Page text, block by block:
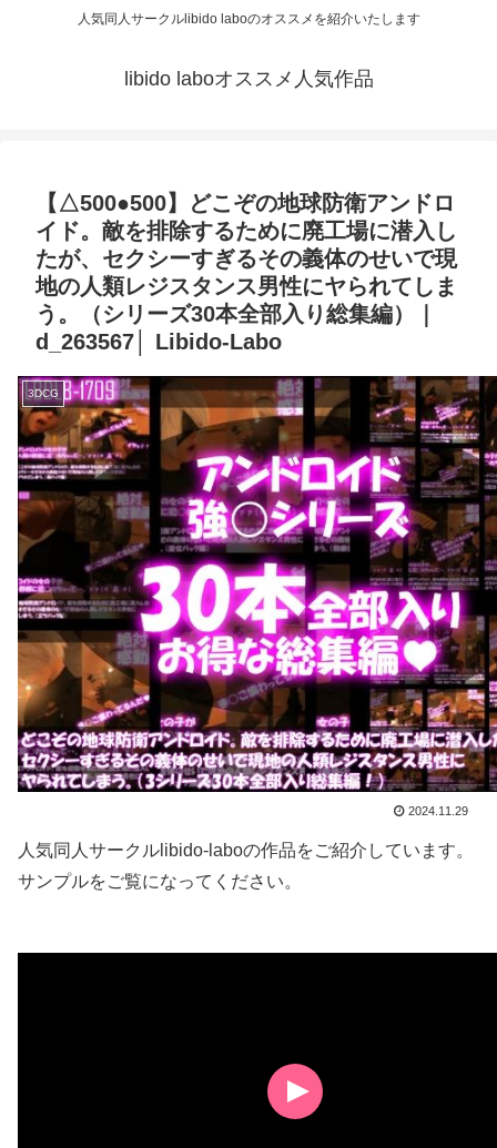
人気同人サークルlibido laboのオススメを紹介いたします
libido laboオススメ人気作品
【△500●500】どこぞの地球防衛アンドロ
イド。敵を排除するために廃工場に潜入し
たが、セクシーすぎるその義体のせいで現
地の人類レジスタンス男性にヤられてしま
う。（シリーズ30本全部入り総集編）｜
d_263567│ Libido-Labo
3DCG
2024.11.29
人気同人サークルlibido-laboの作品をご紹介しています。
サンプルをご覧になってください。